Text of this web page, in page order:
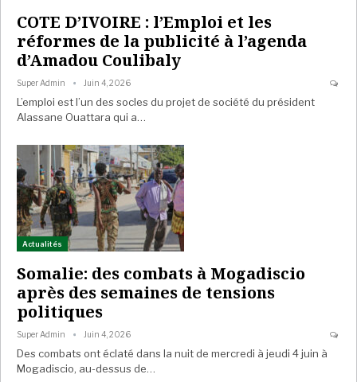
COTE D’IVOIRE : l’Emploi et les
réformes de la publicité à l’agenda
d’Amadou Coulibaly
Super Admin Juin 4, 2026
L’emploi est l’un des socles du projet de société du président
Alassane Ouattara qui a…
Actualités
Somalie: des combats à Mogadiscio
après des semaines de tensions
politiques
Super Admin Juin 4, 2026
Des combats ont éclaté dans la nuit de mercredi à jeudi 4 juin à
Mogadiscio, au-dessus de…